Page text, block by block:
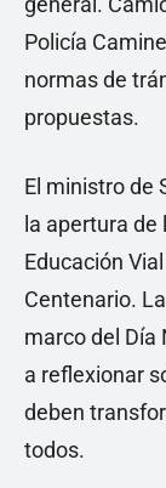
Policía
normas de
propuestas.
El ministro de
la apertura
Educación
Centenario.
marco del Día
a reflexionar
deben
todos.